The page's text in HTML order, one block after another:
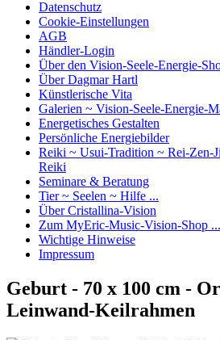
Datenschutz
Cookie-Einstellungen
AGB
Händler-Login
Über den Vision-Seele-Energie-
Über Dagmar Hartl
Künstlerische Vita
Galerien ~ Vision-Seele-Energie-
Energetisches Gestalten
Persönliche Energiebilder
Reiki ~ Usui-Tradition ~ Rei-Zen-
Reiki
Seminare & Beratung
Tier ~ Seelen ~ Hilfe ...
Über Cristallina-Vision
Zum MyEric-Music-Vision-Shop ...
Wichtige Hinweise
Impressum
Geburt - 70 x 100 cm -
Leinwand-Keilrahmen